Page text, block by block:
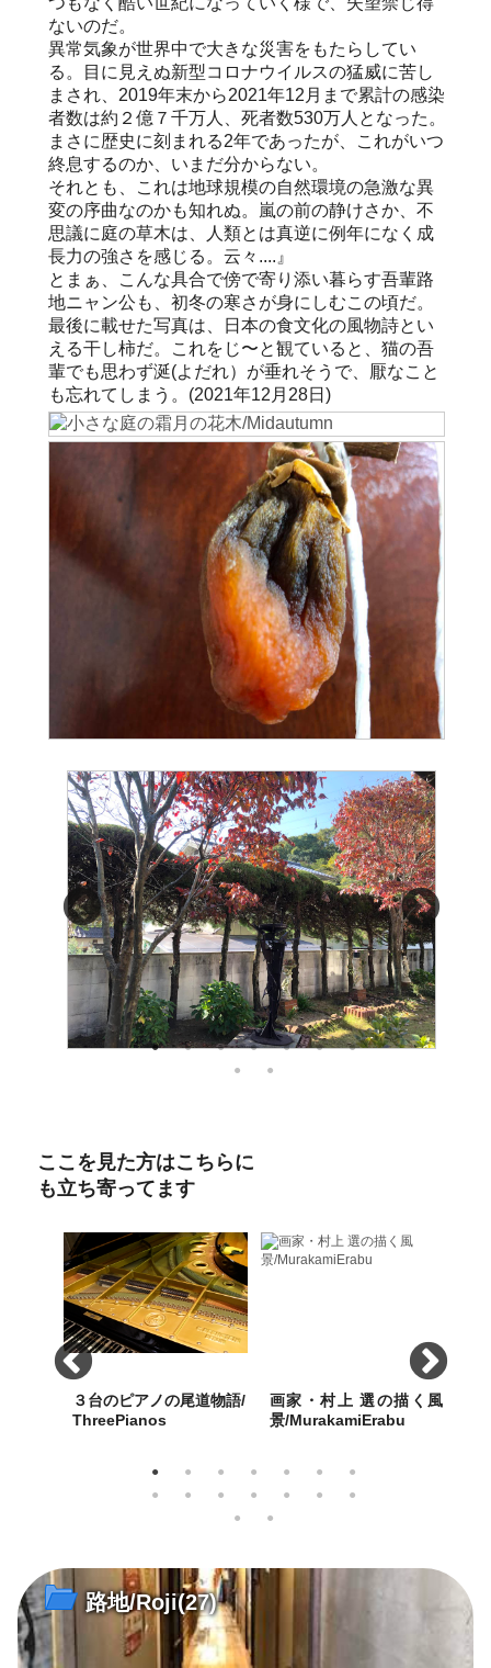
ないのだ。
異常気象が世界中で大きな災害をもたらしてい
る。目に見えぬ新型コロナウイルスの猛威に苦し
まされ、2019年末から2021年12月まで累計の感染
者数は約２億７千万人、死者数530万人となった。
まさに歴史に刻まれる2年であったが、これがいつ
終息するのか、いまだ分からない。
それとも、これは地球規模の自然環境の急激な異
変の序曲なのかも知れぬ。嵐の前の静けさか、不
思議に庭の草木は、人類とは真逆に例年になく成
長力の強さを感じる。云々....』
とまぁ、こんな具合で傍で寄り添い暮らす吾輩路
地ニャン公も、初冬の寒さが身にしむこの頃だ。
最後に載せた写真は、日本の食文化の風物詩とい
える干し柿だ。これをじ〜と観ていると、猫の吾
輩でも思わず涎(よだれ）が垂れそうで、厭なこと
も忘れてしまう。(2021年12月28日)
ここを見た方はこちらに
も立ち寄ってます
３台のピアノの尾道物語/
ThreePianos
歴史都市・尾道にふさわしい
画家・村上 選の描く風
景/MurakamiErabu
特徴ある白の色使いと温もり
き続ける。
路地/Roji(27)